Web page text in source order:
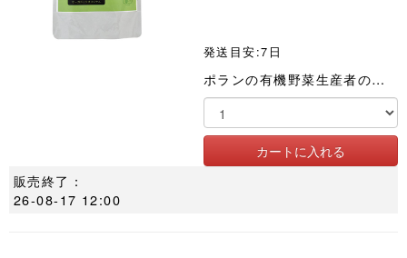
発送目安:7日
ポランの有機野菜生産者のひとつ「かごしま有機生産組合」の野菜をふんだんに使った有機レトルトカレーです
販売終了：
26-08-17 12:00